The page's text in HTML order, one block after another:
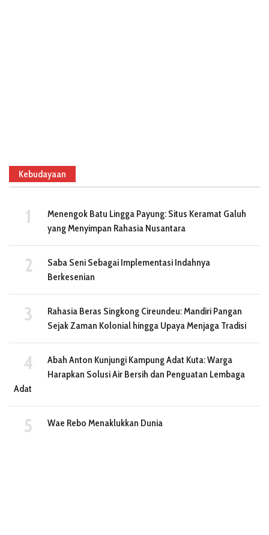
Kebudayaan
Menengok Batu Lingga Payung: Situs Keramat Galuh
yang Menyimpan Rahasia Nusantara
Saba Seni Sebagai Implementasi Indahnya
Berkesenian
Rahasia Beras Singkong Cireundeu: Mandiri Pangan
Sejak Zaman Kolonial hingga Upaya Menjaga Tradisi
Abah Anton Kunjungi Kampung Adat Kuta: Warga
Harapkan Solusi Air Bersih dan Penguatan Lembaga
Adat
Wae Rebo Menaklukkan Dunia